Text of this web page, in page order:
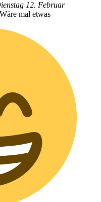
12. Februar
mal etwas